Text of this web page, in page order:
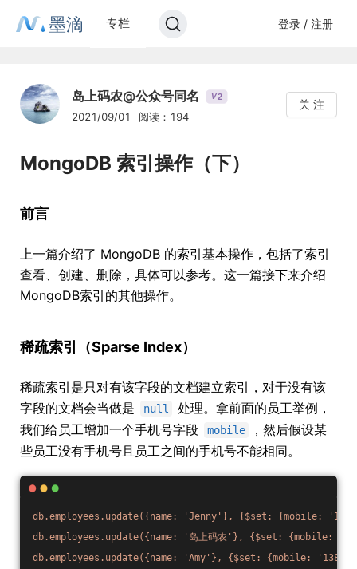
墨滴 专栏 登录 / 注册
岛上码农@公众号同名 V2
2021/09/01 阅读：194
关 注
MongoDB 索引操作（下）
前言
上一篇介绍了 MongoDB 的索引基本操作，包括了索引
查看、创建、删除，具体可以参考。这一篇接下来介绍
MongoDB索引的其他操作。
稀疏索引（Sparse Index）
稀疏索引是只对有该字段的文档建立索引，对于没有该
字段的文档会当做是
null
处理。拿前面的员工举例，
我们给员工增加一个手机号字段
mobile
，然后假设某
些员工没有手机号且员工之间的手机号不能相同。
db.employees.update({name: 'Jenny' }, {$set: {mobile:
db.employees.update({name:
'岛上码农' }, {$set: {mobile:
db.employees.update({name:
'Amy' }, {$set: {mobile: